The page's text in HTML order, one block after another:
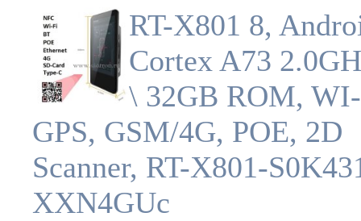
RT-X801 8,
Cortex A73
\ 32GB ROM,
GPS, GSM/4G, POE, 2D
Scanner, RT-X801-
XXN4GUc